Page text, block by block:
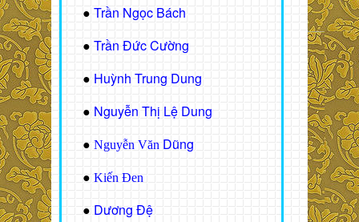
● Trần Ngọc Bách
● Trần Đức Cường
● Huỳnh Trung Dung
● Nguyễn Thị Lệ Dung
● Nguyễn Văn Dũng
● Kiến Đen
● Dương Đệ